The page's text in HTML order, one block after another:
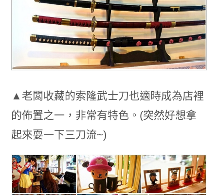
▲老闆收藏的索隆武士刀也適時成為店裡
的佈置之一，非常有特色。(突然好想拿
起來耍一下三刀流~)